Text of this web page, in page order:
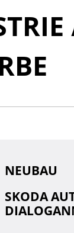
NEUBAU
SKODA